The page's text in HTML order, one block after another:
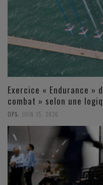
Exercice « Endurance »
combat » selon une
OPS JUIN 15, 2026